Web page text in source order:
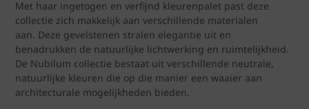
Met haar ingetogen en verfijnd kleurenpalet past deze
collectie zich makkelijk aan verschillende materialen
aan. Deze gevelstenen stralen elegantie uit en
benadrukken de natuurlijke lichtwerking en ruimtelijkheid.
De Nubilum collectie bestaat uit verschillende neutrale,
natuurlijke kleuren die op die manier een waaier aan
architecturale mogelijkheden bieden.